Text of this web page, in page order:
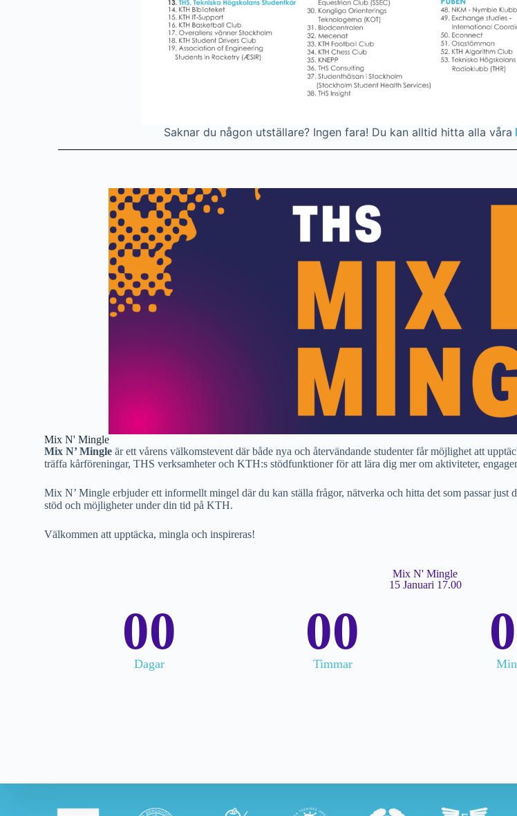
Saknar du någon utställare? Ingen fara! Du kan alltid hitta alla våra
Mix N' Mingle
Mix N’ Mingleär ett vårens välkomstevent där både nya och återvändande studenter får möjlighet att
träffa kårföreningar, THS verksamheter och KTH:s stödfunktioner för att lära dig mer om aktiviteter,
Mix N’ Mingle erbjuder ett informellt mingel där du kan ställa frågor, nätverka och hitta det som passar
stöd och möjligheter under din tid på KTH.
Välkommen att upptäcka, mingla och inspireras!
Mix N' Mingle​
15 Januari 17.00
00
Dagar
00
Timmar